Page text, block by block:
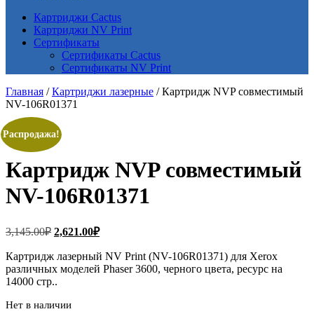
Картриджи Cactus
Картриджи NV Print
Сертификаты
Сертификаты Cactus
Сертификаты NV Print
Главная /Картриджи лазерные / Картридж NVP совместимый
NV-106R01371
Распродажа!
Картридж NVP совместимый
NV-106R01371
3,145.00₽ Первоначальная
составляла
3,145.00₽.
2,621.00₽Текущая
2,621.00₽.
Картридж лазерный NV Print (NV-106R01371) для Xerox
различных моделей Phaser 3600, черного цвета, ресурс на
14000 стр..
Нет в наличии